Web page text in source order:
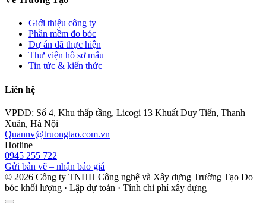
Giới thiệu công ty
Phần mềm đo bóc
Dự án đã thực hiện
Thư viện hồ sơ mẫu
Tin tức & kiến thức
Liên hệ
VPDD: Số 4, Khu thấp tầng, Licogi 13 Khuất Duy Tiến, Thanh
Xuân, Hà Nội
Quannv@truongtao.com.vn
Hotline
0945 255 722
Gửi bản vẽ – nhận báo giá
© 2026 Công ty TNHH Công nghệ và Xây dựng Trường Tạo Đo
bóc khối lượng · Lập dự toán · Tính chi phí xây dựng